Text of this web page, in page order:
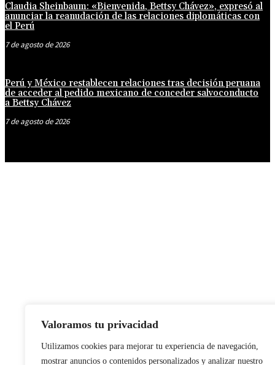
Valoramos tu privacidad
Utilizamos cookies para mejorar tu experiencia de navegación,
mostrar anuncios o contenidos personalizados y analizar nuestro
Claudia Sheinbaum: «Bienvenida, Bettsy Chávez», expresó al
anunciar la reanudación de las relaciones diplomáticas con
el Perú
7 de agosto de 2026
Perú y México restablecen relaciones tras decisión peruana
de acceder al pedido mexicano de conceder salvoconducto
a Bettsy Chávez
7 de agosto de 2026